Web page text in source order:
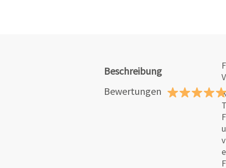
Beschreibung
Bewertungen